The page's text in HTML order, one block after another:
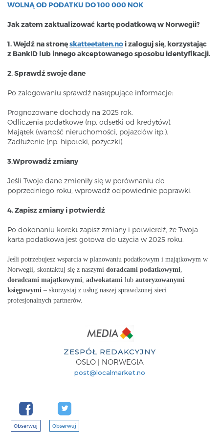
WOLNĄ OD PODATKU DO 100 000 NOK
Jak zatem zaktualizować kartę podatkową w Norwegii?
1. Wejdź na stronęskatteetaten.no i zaloguj się, korzystając
z BankID lub innego akceptowanego sposobu identyfikacji.
2. Sprawdź swoje dane
Po zalogowaniu sprawdź następujące informacje:
Prognozowane dochody na 2025 rok.
Odliczenia podatkowe (np. odsetki od kredytów).
Majątek (wartość nieruchomości, pojazdów itp.).
Zadłużenie (np. hipoteki, pożyczki).
3.Wprowadź zmiany
Jeśli Twoje dane zmieniły się w porównaniu do
poprzedniego roku, wprowadź odpowiednie poprawki.
4. Zapisz zmiany i potwierdź
Po dokonaniu korekt zapisz zmiany i potwierdź, że Twoja
karta podatkowa jest gotowa do użycia w 2025 roku.
Jeśli potrzebujesz wsparcia w planowaniu podatkowym i majątkowym w
Norwegii, skontaktuj się z naszymi doradcami podatkowymi,
doradcami majątkowymi, adwokatami lub autoryzowanymi
księgowymi – skorzystaj z usług naszej sprawdzonej sieci
profesjonalnych partnerów.
ZESPÓŁ REDAKCYJNY
OSLO | NORWEGIA
post@localmarket.no
Obserwuj Obserwuj